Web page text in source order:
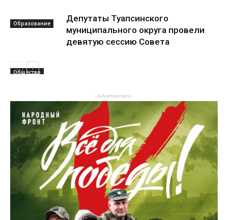
Образование
Общество
Депутаты Туапсинского
муниципального округа провели
девятую сессию Совета
- Advertisement -